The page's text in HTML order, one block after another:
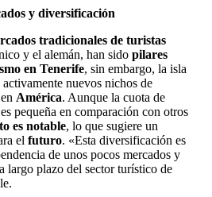
y diversificación
tradicionales de turistas
y el alemán, han sido pilares
en Tenerife, sin embargo, la isla
nuevos nichos de
América. Aunque la cuota de
pequeña en comparación con otros
es notable, lo que sugiere un
el futuro. «Esta diversificación es
de unos pocos mercados y
largo plazo del sector turístico de